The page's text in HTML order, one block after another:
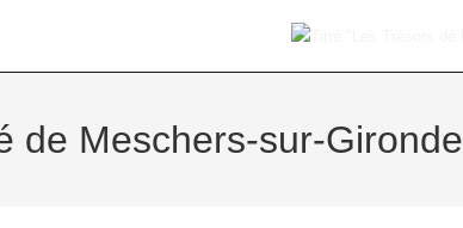
de Meschers-sur-Gironde